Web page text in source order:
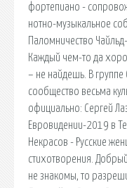
фортепиано -
нотно-музыкальное
Паломничество
Каждый чем-то да
– не найдешь. В
сообщество весьма
официально: Сергей
Евровидении-2019 в
Некрасов - Русские
стихотворения.
не знакомы, то